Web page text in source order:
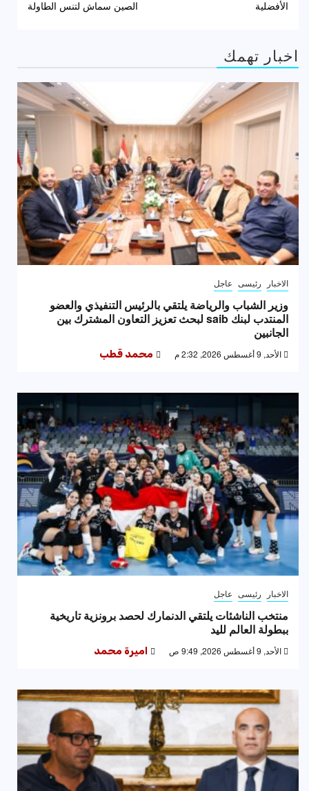
الصين سماش لتنس الطاولة الأفضلية
اخبار تهمك
الاخبار رئيسى عاجل
وزير الشباب والرياضة يلتقي بالرئيس التنفيذي والعضو
المنتدب لبنك saib لبحث تعزيز التعاون المشترك بين
الجانبين
الأحد, 9 أغسطس 2026, 2:32 م محمد قطب
الاخبار رئيسى عاجل
منتخب الناشئات يلتقي الدنمارك لحصد برونزية تاريخية
ببطولة العالم لليد
الأحد, 9 أغسطس 2026, 9:49 ص اميرة محمد